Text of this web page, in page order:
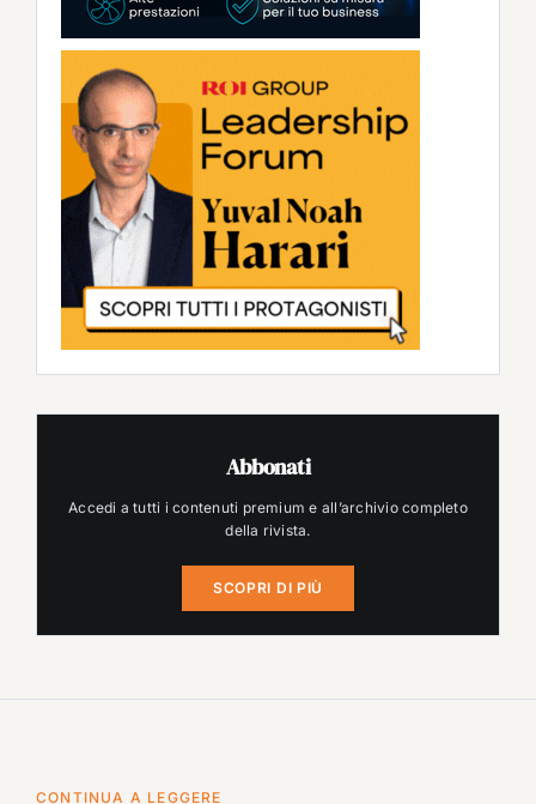
Abbonati
Accedi a tutti i contenuti premium e all’archivio completo
della rivista.
SCOPRI DI PIÙ
CONTINUA A LEGGERE